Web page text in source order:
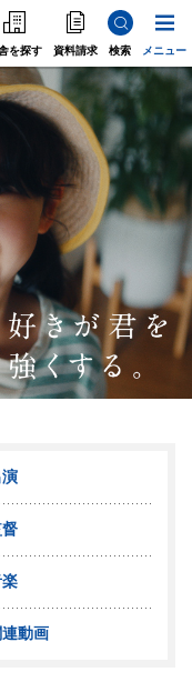
を探す 資料請求 検索 メニュー
連動画